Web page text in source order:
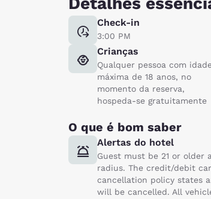
Check-in
3:00 PM
Crianças
Qualquer pessoa com
máxima de 18 anos, no
momento da reserva,
hospeda-se gratuitamente
O que é bom saber
Alertas do hotel
Guest must be 21 or
radius. The credit/debit
cancellation policy states
will be cancelled. All